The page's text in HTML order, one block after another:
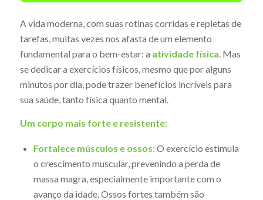
A vida moderna, com suas rotinas corridas e repletas de
tarefas, muitas vezes nos afasta de um elemento
fundamental para o bem-estar: a atividade física. Mas
se dedicar a exercícios físicos, mesmo que por alguns
minutos por dia, pode trazer benefícios incríveis para
sua saúde, tanto física quanto mental.
Um corpo mais forte e resistente:
Fortalece músculos e ossos:O exercício estimula
o crescimento muscular, prevenindo a perda de
massa magra, especialmente importante com o
avanço da idade. Ossos fortes também são